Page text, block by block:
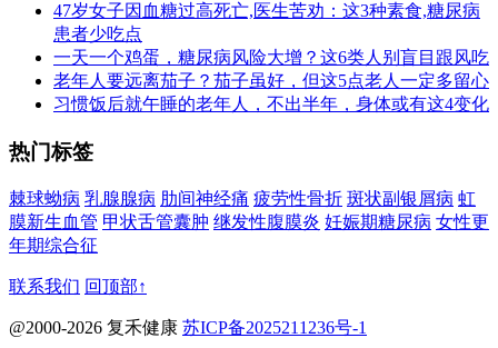
47岁女子因血糖过高死亡,医生苦劝：这3种素食,糖尿病
患者少吃点
一天一个鸡蛋，糖尿病风险大增？这6类人别盲目跟风吃
老年人要远离茄子？茄子虽好，但这5点老人一定多留心
习惯饭后就午睡的老年人，不出半年，身体或有这4变化
热门标签
棘球蚴病 乳腺腺病 肋间神经痛 疲劳性骨折 斑状副银屑病 虹
膜新生血管 甲状舌管囊肿 继发性腹膜炎 妊娠期糖尿病 女性更
年期综合征
联系我们 回顶部↑
@2000-2026 复禾健康 苏ICP备2025211236号-1